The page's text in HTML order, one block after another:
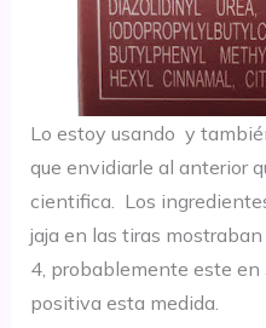
Lo estoy usando y
que envidiarle al anterior
cientifica. Los
jaja en las tiras
4, probablemente este
positiva esta medida.